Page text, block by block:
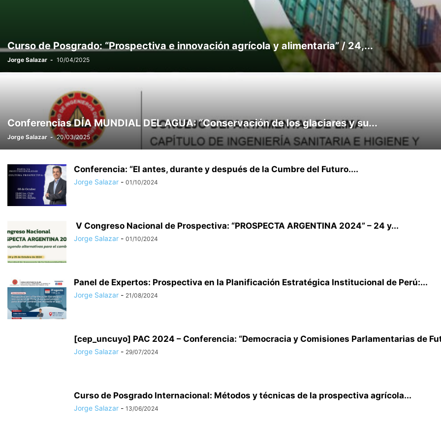
Curso de Posgrado: “Prospectiva e innovación agrícola y alimentaria” / 24,...
Jorge Salazar - 10/04/2025
Conferencias DÍA MUNDIAL DEL AGUA: “Conservación de los glaciares y su...
Jorge Salazar - 20/03/2025
Conferencia: “El antes, durante y después de la Cumbre del Futuro....
Jorge Salazar - 01/10/2024
V Congreso Nacional de Prospectiva: “PROSPECTA ARGENTINA 2024” – 24 y...
Jorge Salazar - 01/10/2024
Panel de Expertos: Prospectiva en la Planificación Estratégica Institucional de Perú:...
Jorge Salazar - 21/08/2024
[cep_uncuyo] PAC 2024 – Conferencia: “Democracia y Comisiones Parlamentarias de
Jorge Salazar - 29/07/2024
Curso de Posgrado Internacional: Métodos y técnicas de la prospectiva agrícola...
Jorge Salazar - 13/06/2024